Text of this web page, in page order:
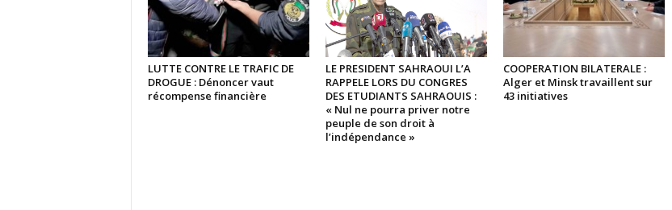
LUTTE CONTRE LE TRAFIC DE
DROGUE : Dénoncer vaut
récompense financière
LE PRESIDENT SAHRAOUI L’A
RAPPELE LORS DU CONGRES
DES ETUDIANTS SAHRAOUIS :
« Nul ne pourra priver notre
peuple de son droit à
l’indépendance »
COOPERATION BILATERALE :
Alger et Minsk travaillent sur
43 initiatives